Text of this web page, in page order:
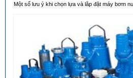
Một số lưu ý khi chọn lựa và lắp đặt máy bơm